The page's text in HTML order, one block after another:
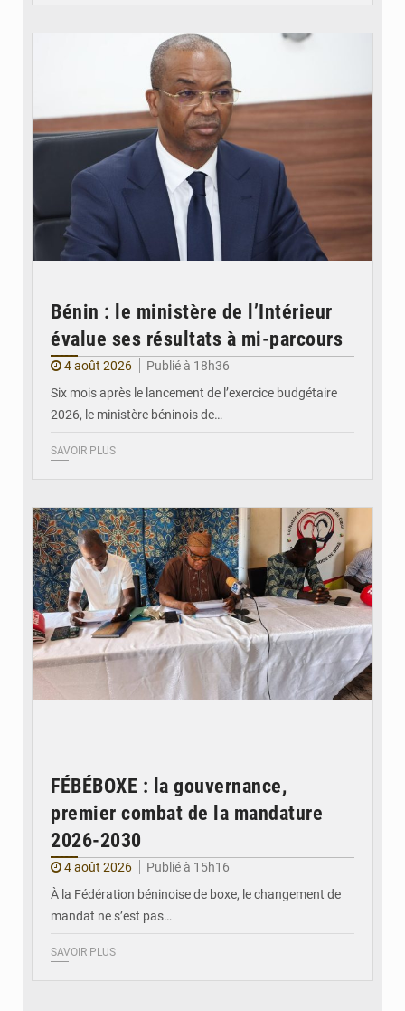
Bénin : le ministère de l’Intérieur
évalue ses résultats à mi-parcours
4 août 2026
Publié à 18h36
Six mois après le lancement de l’exercice budgétaire
2026, le ministère béninois de…
SAVOIR PLUS
FÉBÉBOXE : la gouvernance,
premier combat de la mandature
2026-2030
4 août 2026
Publié à 15h16
À la Fédération béninoise de boxe, le changement de
mandat ne s’est pas…
SAVOIR PLUS